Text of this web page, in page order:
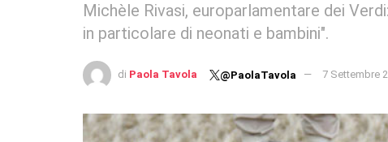
Michèle Rivasi, europarlamentare dei
in particolare di neonati e bambini".
di Paola Tavola @PaolaTavola 7 Settembre